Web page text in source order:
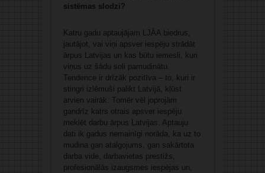
sistēmas slodzi?
Katru gadu aptaujājam LJĀA biedrus,
jautājot, vai viņi apsver iespēju strādāt
ārpus Latvijas un kas būtu iemesli, kuri
viņus uz šādu soli pamudinātu.
Tendence ir drīzāk pozitīva – to, kuri ir
stingri izlēmuši palikt Latvijā, kļūst
arvien vairāk. Tomēr vēl joprojām
gandrīz katrs otrais apsver iespēju
meklēt darbu ārpus Latvijas. Aptauju
dati ik gadus nemainīgi norāda, ka uz to
mudina gan atalgojums, gan sakārtota
darba vide, darbavietas prestižs,
profesionālās izaugsmes iespējas un,